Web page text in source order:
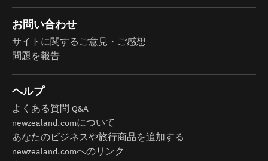
お問い合わせ
サイトに関するご意見・ご感想
問題を報告
ヘルプ
よくある質問 Q&A
newzealand.comについて
あなたのビジネスや旅行商品を追加する
newzealand.comへのリンク